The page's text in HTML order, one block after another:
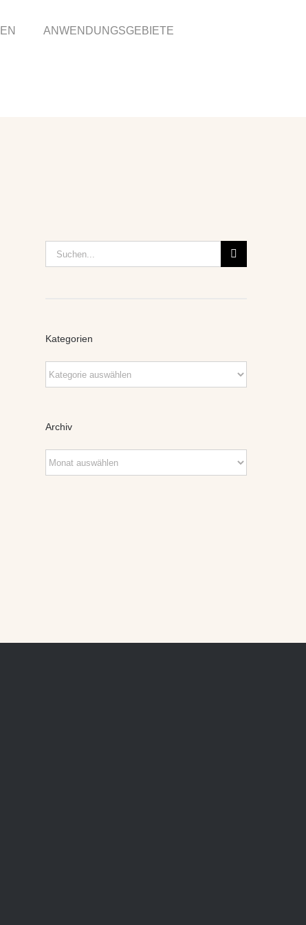
ANWENDUNGSGEBIETE
Suche
nach:
Kategorien
Kategorien
Archiv
Archiv